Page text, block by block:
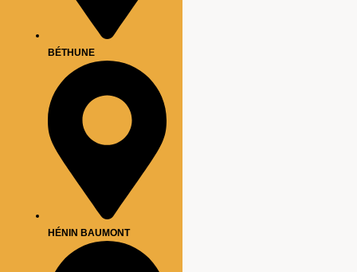
BÉTHUNE
HÉNIN BAUMONT